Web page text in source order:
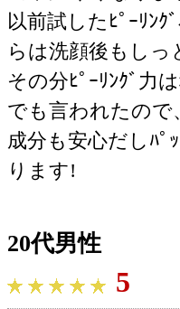
以前試したﾋﾟｰﾘﾝ
らは洗顔後もし
その分ﾋﾟｰﾘﾝｸﾞ力
でも言われたので
成分も安心だしﾊ
ります!
20代男性
5